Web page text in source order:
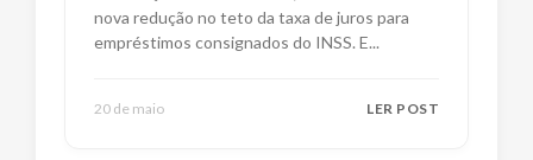
nova redução no teto da taxa de juros para
empréstimos consignados do INSS. E...
20 de maio LER POST